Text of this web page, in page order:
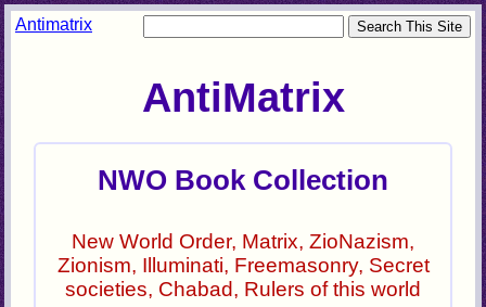
Antimatrix
AntiMatrix
NWO Book Collection
New World Order, Matrix, ZioNazism,
Zionism, Illuminati, Freemasonry, Secret
societies, Chabad, Rulers of this world